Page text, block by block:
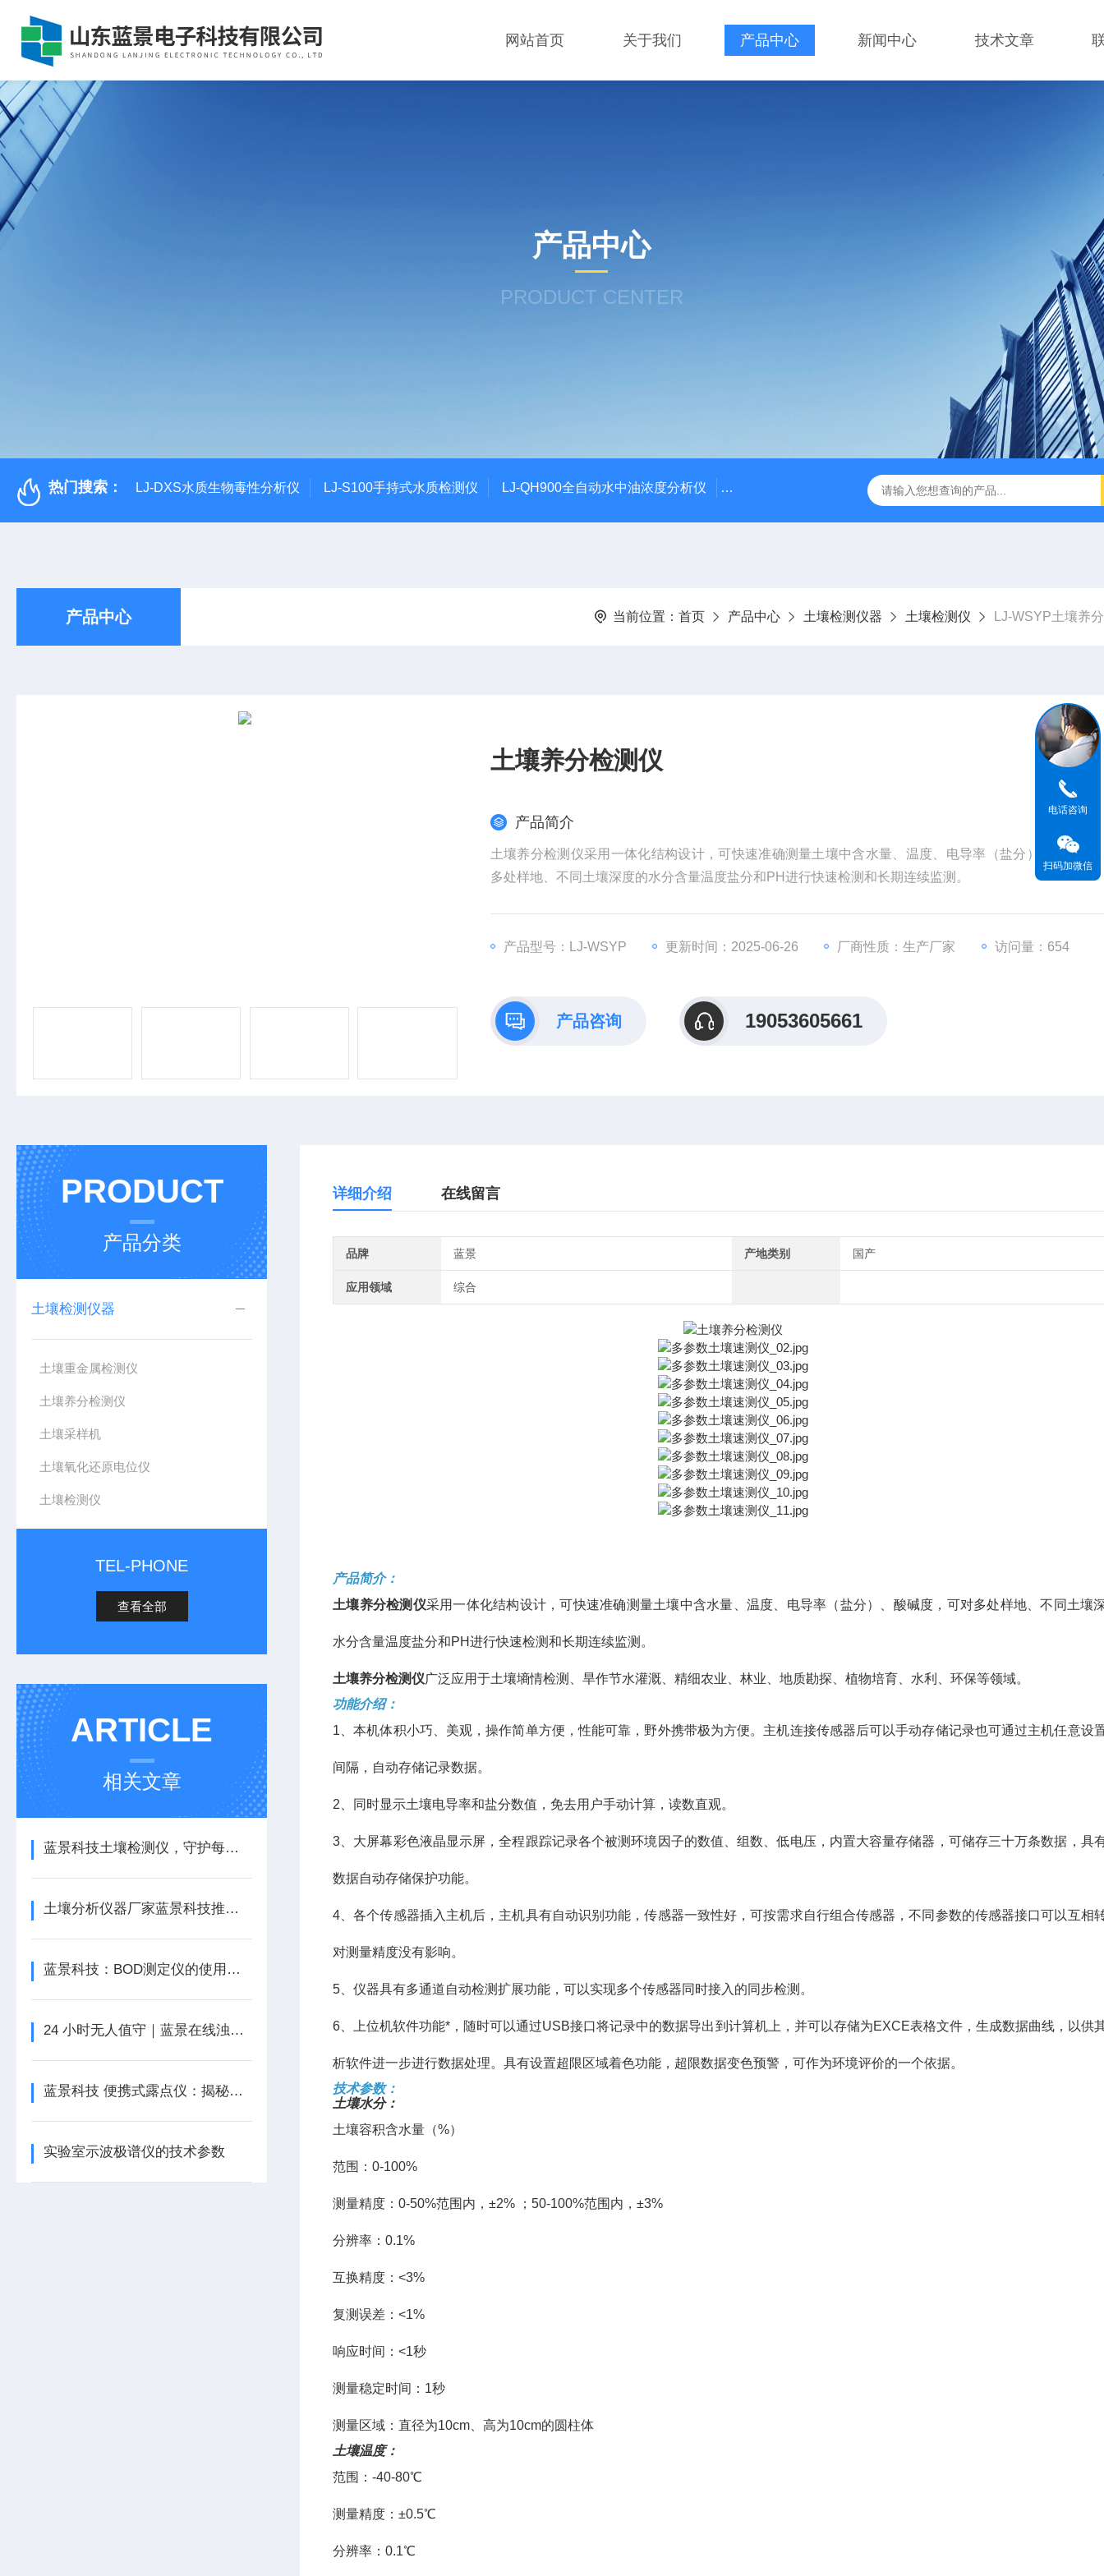
网站首页 关于我们 产品中心 新闻中心 技术文章
产品中心
PRODUCT CENTER
热门搜索： LJ-DXS水质生物毒性分析仪 LJ-S100手持式水质检测仪 LJ-QH900全自动水中油浓度分析仪 LJ-HC500水中油浓度分析仪 LJ-S104手持式水质总磷总氮检
产品中心 当前位置： 首页 产品中心 土壤检测仪器 土壤检测仪 LJ-WSYP土壤养
土壤养分检测仪
产品简介
土壤养分检测仪采用一体化结构设计，可快速准确测量土壤中含水量、温度、电导率（盐分）、酸碱度
多处样地、不同土壤深度的水分含量温度盐分和PH进行快速检测和长期连续监测。
产品型号：LJ-WSYP 更新时间：2025-06-26 厂商性质：生产厂家 访问量：654
产品咨询 19053605661
PRODUCT
产品分类
土壤检测仪器
土壤重金属检测仪
土壤养分检测仪
土壤采样机
土壤氧化还原电位仪
土壤检测仪
TEL-PHONE
查看全部
ARTICLE
相关文章
蓝景科技土壤检测仪，守护每一寸沃土
土壤分析仪器厂家蓝景科技推出LJ-GT1土壤检测仪——农业服务部门的新利器
蓝景科技：BOD测定仪的使用指南
24 小时无人值守｜蓝景在线浊度仪，智慧水务自动化监测核心设备
蓝景科技 便携式露点仪：揭秘气体干燥度背后的“隐形守护者”
实验室示波极谱仪的技术参数
详细介绍 在线留言
品牌 蓝景 产地类别 国产
应用领域 综合
产品简介：
土壤养分检测仪采用一体化结构设计，可快速准确测量土壤中含水量、温度、电导率（盐分）、酸碱度，可对多处样地、不同土壤
水分含量温度盐分和PH进行快速检测和长期连续监测。
土壤养分检测仪广泛应用于土壤墒情检测、旱作节水灌溉、精细农业、林业、地质勘探、植物培育、水利、环保等领域。
功能介绍：
1、本机体积小巧、美观，操作简单方便，性能可靠，野外携带极为方便。主机连接传感器后可以手动存储记录也可通过主机任意设
间隔，自动存储记录数据。
2、同时显示土壤电导率和盐分数值，免去用户手动计算，读数直观。
3、大屏幕彩色液晶显示屏，全程跟踪记录各个被测环境因子的数值、组数、低电压，内置大容量存储器，可储存三十万条数据，具
数据自动存储保护功能。
4、各个传感器插入主机后，主机具有自动识别功能，传感器一致性好，可按需求自行组合传感器，不同参数的传感器接口可以互相
对测量精度没有影响。
5、仪器具有多通道自动检测扩展功能，可以实现多个传感器同时接入的同步检测。
6、上位机软件功能*，随时可以通过USB接口将记录中的数据导出到计算机上，并可以存储为EXCE表格文件，生成数据曲线，以供
析软件进一步进行数据处理。具有设置超限区域着色功能，超限数据变色预警，可作为环境评价的一个依据。
技术参数：
土壤水分：
土壤容积含水量（%）
范围：0-100%
测量精度：0-50%范围内，±2% ；50-100%范围内，±3%
分辨率：0.1%
互换精度：<3%
复测误差：<1%
响应时间：<1秒
测量稳定时间：1秒
测量区域：直径为10cm、高为10cm的圆柱体
土壤温度：
范围：-40-80℃
测量精度：±0.5℃
分辨率：0.1℃
电话咨询
扫码加微信